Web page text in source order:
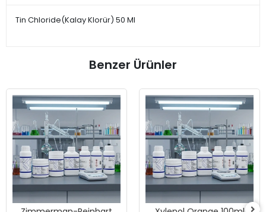
Tin Chloride(Kalay Klorür) 50 Ml
Benzer Ürünler